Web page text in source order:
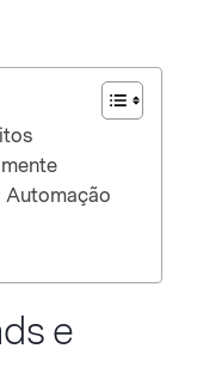
Automação
e